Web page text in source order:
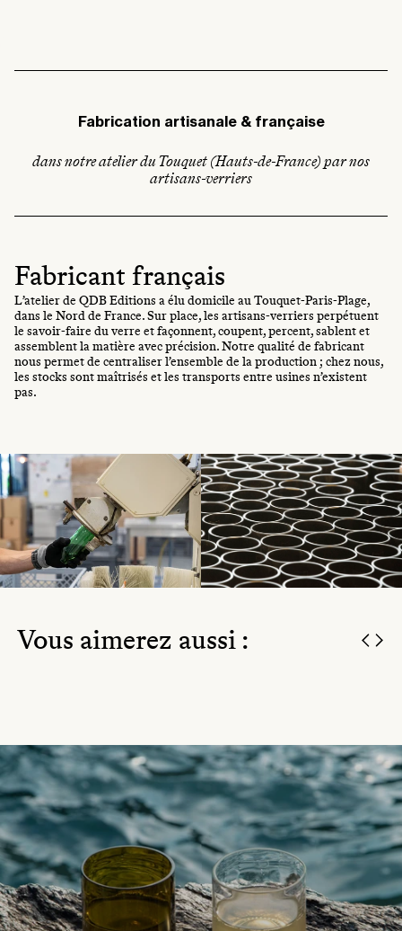
Fabrication artisanale & française
dans notre atelier du Touquet (Hauts-de-France) par nos
artisans-verriers
Fabricant français
L’atelier de QDB Editions a élu domicile au Touquet-Paris-Plage,
dans le Nord de France. Sur place, les artisans-verriers perpétuent
le savoir-faire du verre et façonnent, coupent, percent, sablent et
assemblent la matière avec précision. Notre qualité de fabricant
nous permet de centraliser l’ensemble de la production ; chez nous,
les stocks sont maîtrisés et les transports entre usines n’existent
pas.
Vous aimerez aussi :